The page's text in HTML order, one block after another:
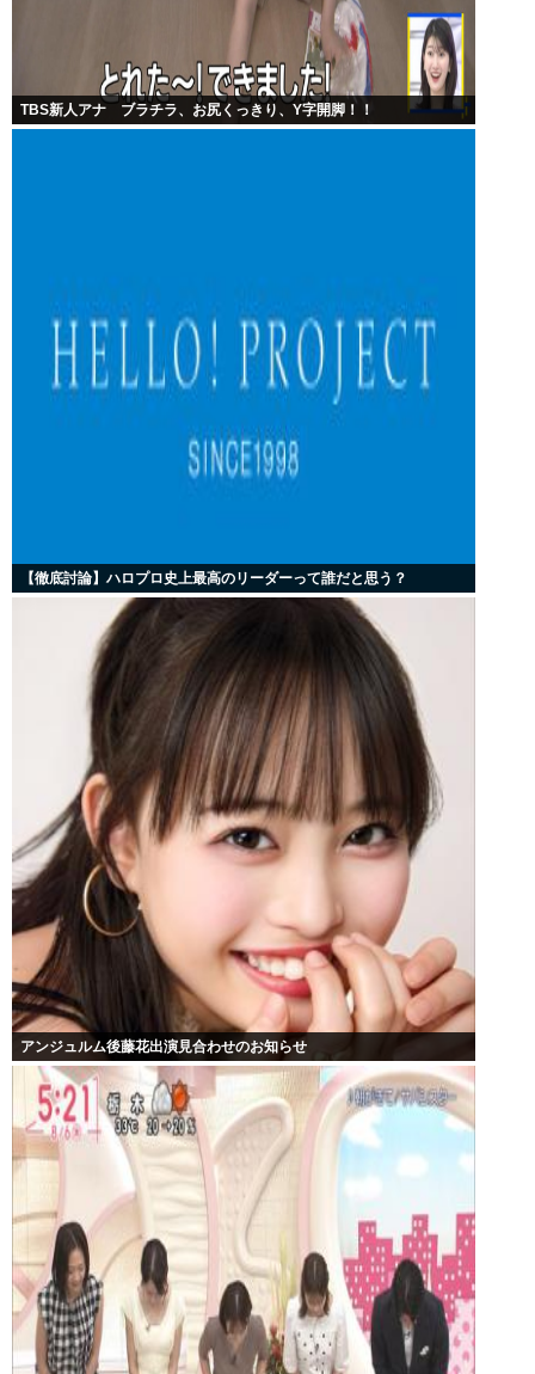
TBS新人アナ ブラチラ、お尻くっきり、Y字開脚！！
【徹底討論】ハロプロ史上最高のリーダーって誰だと思う？
アンジュルム後藤花出演見合わせのお知らせ